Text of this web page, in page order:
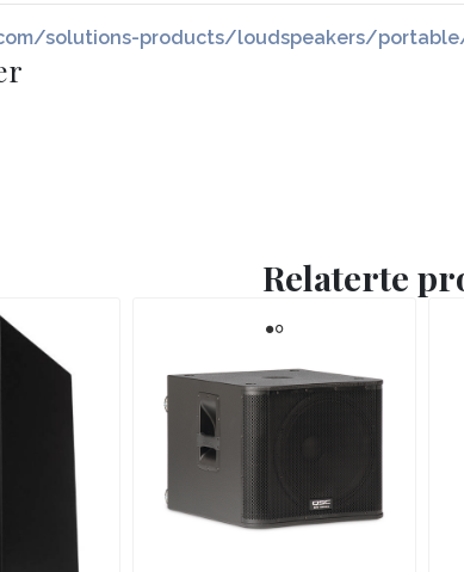
solutions-products/loudspeakers/
Relaterte